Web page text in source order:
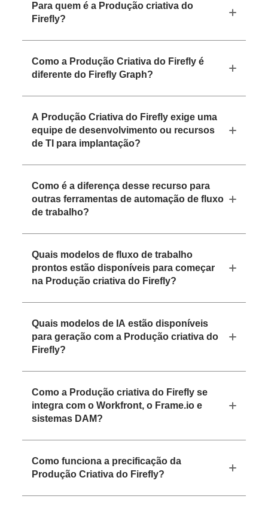
Para quem é a Produção criativa do
Firefly?
Como a Produção Criativa do Firefly é
diferente do Firefly Graph?
A Produção Criativa do Firefly exige uma
equipe de desenvolvimento ou recursos
de TI para implantação?
Como é a diferença desse recurso para
outras ferramentas de automação de fluxo
de trabalho?
Quais modelos de fluxo de trabalho
prontos estão disponíveis para começar
na Produção criativa do Firefly?
Quais modelos de IA estão disponíveis
para geração com a Produção criativa do
Firefly?
Como a Produção criativa do Firefly se
integra com o Workfront, o Frame.io e
sistemas DAM?
Como funciona a precificação da
Produção Criativa do Firefly?